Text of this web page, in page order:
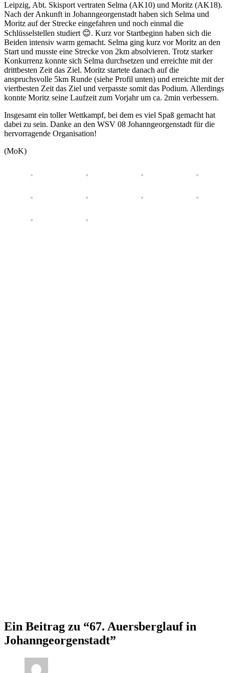
Leipzig, Abt. Skisport vertraten Selma (AK10) und Moritz (AK18).
Nach der Ankunft in Johanngeorgenstadt haben sich Selma und
Moritz auf der Strecke eingefahren und noch einmal die
Schlüsselstellen studiert 😊. Kurz vor Startbeginn haben sich die
Beiden intensiv warm gemacht. Selma ging kurz vor Moritz an den
Start und musste eine Strecke von 2km absolvieren. Trotz starker
Konkurrenz konnte sich Selma durchsetzen und erreichte mit der
drittbesten Zeit das Ziel. Moritz startete danach auf die
anspruchsvolle 5km Runde (siehe Profil unten) und erreichte mit der
viertbesten Zeit das Ziel und verpasste somit das Podium. Allerdings
konnte Moritz seine Laufzeit zum Vorjahr um ca. 2min verbessern.
Insgesamt ein toller Wettkampf, bei dem es viel Spaß gemacht hat
dabei zu sein. Danke an den WSV 08 Johanngeorgenstadt für die
hervorragende Organisation!
(MoK)
Ein Beitrag zu “67. Auersberglauf in
Johanngeorgenstadt”